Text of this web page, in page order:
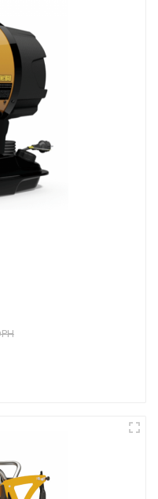
farieb a omietkach
alebo potrubí,
kúrenia je